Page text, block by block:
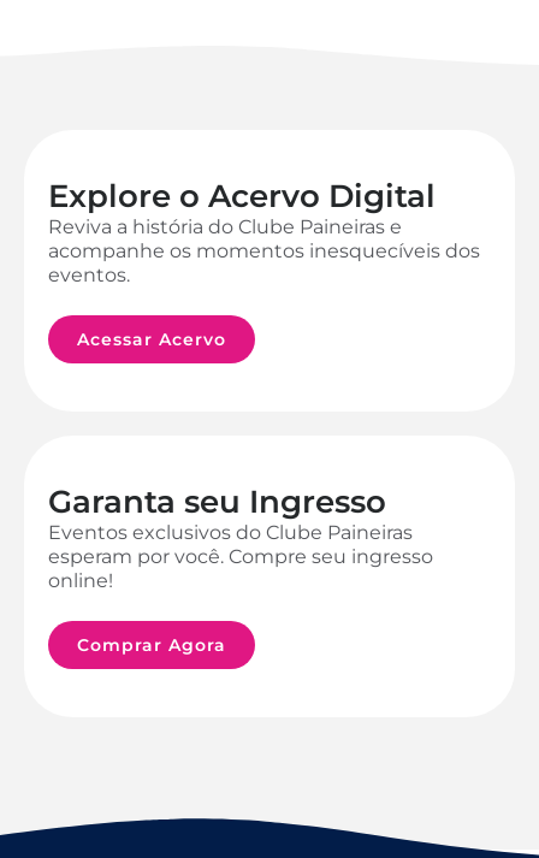
Explore o Acervo Digital
Reviva a história do Clube Paineiras e
acompanhe os momentos inesquecíveis dos
eventos.
Acessar Acervo
Garanta seu Ingresso
Eventos exclusivos do Clube Paineiras
esperam por você. Compre seu ingresso
online!
Comprar Agora